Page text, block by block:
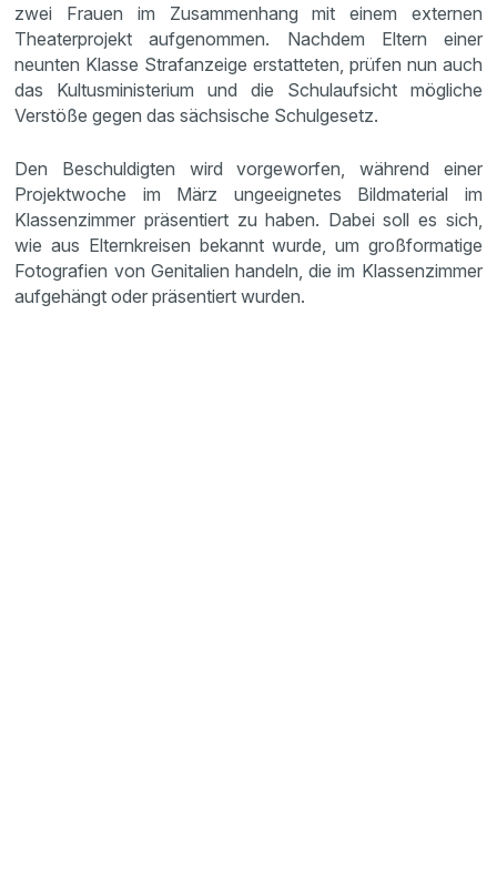
zwei Frauen im Zusammenhang mit einem externen
Theaterprojekt aufgenommen. Nachdem Eltern einer
neunten Klasse Strafanzeige erstatteten, prüfen nun auch
das Kultusministerium und die Schulaufsicht mögliche
Verstöße gegen das sächsische Schulgesetz.
Den Beschuldigten wird vorgeworfen, während einer
Projektwoche im März ungeeignetes Bildmaterial im
Klassenzimmer präsentiert zu haben. Dabei soll es sich,
wie aus Elternkreisen bekannt wurde, um großformatige
Fotografien von Genitalien handeln, die im Klassenzimmer
aufgehängt oder präsentiert wurden.